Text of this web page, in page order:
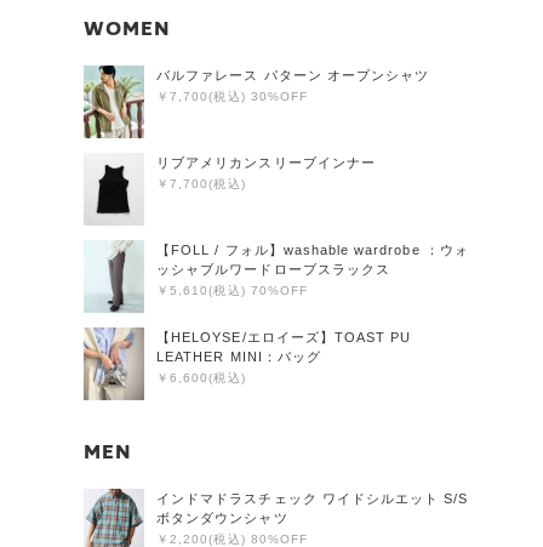
WOMEN
バルファレース パターン オープンシャツ
￥7,700(税込) 30%OFF
リブアメリカンスリーブインナー
￥7,700(税込)
【FOLL / フォル】washable wardrobe ：ウォ
ッシャブルワードローブスラックス
￥5,610(税込) 70%OFF
【HELOYSE/エロイーズ】TOAST PU
LEATHER MINI：バッグ
￥6,600(税込)
MEN
インドマドラスチェック ワイドシルエット S/S
ボタンダウンシャツ
￥2,200(税込) 80%OFF